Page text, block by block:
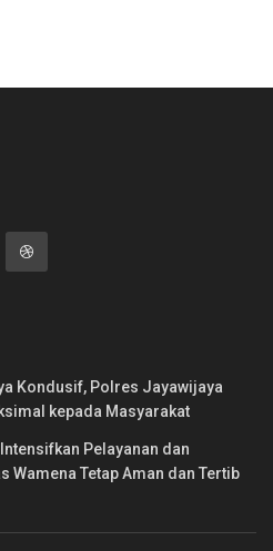
Kondusif, Polres Jayawijaya
kepada Masyarakat
Pelayanan dan
Wamena Tetap Aman dan Tertib